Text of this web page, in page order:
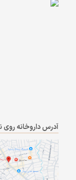
آدرس داروخانه روی